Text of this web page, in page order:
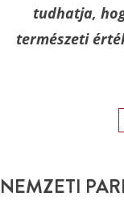
tudhatja,
természeti
NEMZETI